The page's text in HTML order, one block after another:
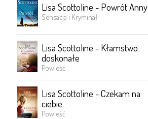
Lisa Scottoline - Powrót Anny
Sensacja i Kryminał
Lisa Scottoline - Kłamstwo
doskonałe
Powieść
Lisa Scottoline - Czekam na
ciebie
Powieść